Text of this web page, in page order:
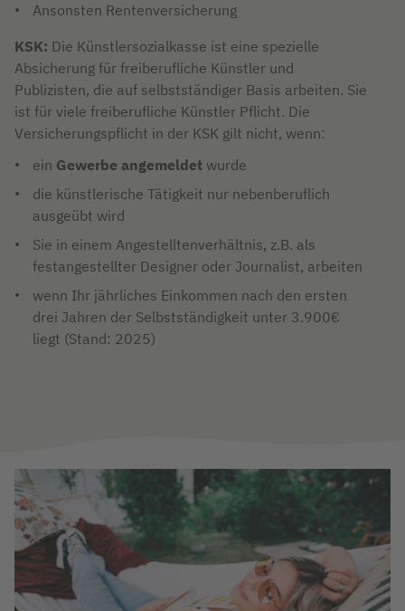
Ansonsten Rentenversicherung
KSK: Die Künstlersozialkasse ist eine spezielle
Absicherung für freiberufliche Künstler und
Publizisten, die auf selbstständiger Basis arbeiten. Sie
ist für viele freiberufliche Künstler Pflicht. Die
Versicherungspflicht in der KSK gilt nicht, wenn:
ein Gewerbe angemeldet wurde
die künstlerische Tätigkeit nur nebenberuflich
ausgeübt wird
Sie in einem Angestelltenverhältnis, z.B. als
festangestellter Designer oder Journalist, arbeiten
wenn Ihr jährliches Einkommen nach den ersten
drei Jahren der Selbstständigkeit unter 3.900€
liegt (Stand: 2025)